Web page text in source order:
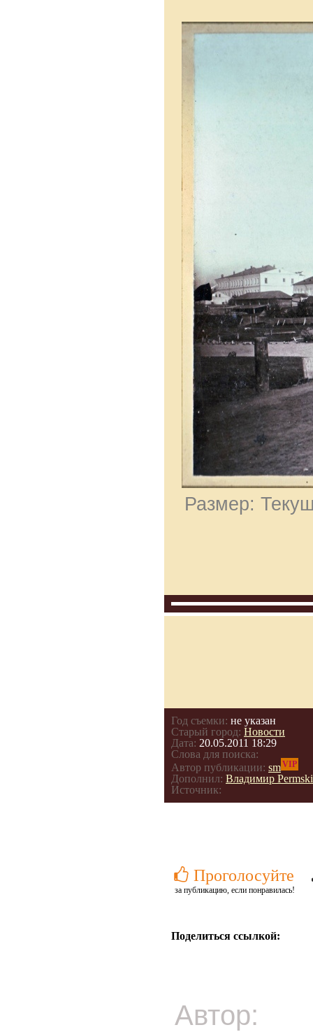
Размер:
Год съемки: не указан
Старый город: Новости
Дата: 20.05.2011 18:29
Слова для поиска:
Автор публикации: smVIP
Дополнил: Владимир Permski
Источник:
Проголосуйте
за публикацию, если понравилась!
Поделиться ссылкой:
Автор: